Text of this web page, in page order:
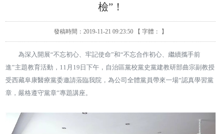
檢”！
發稿時間：2019-11-21 09:23:50 【 字體： 】
為深入開展“不忘初心、牢記使命”和“不忘合作初心、繼續攜手前
進”主題教育活動，11月19日下午，自治區黨校黨史黨建教研部曲宗副教授
受西藏阜康醫療黨委邀請蒞臨我院，為公司全體黨員帶來一場“認真學習黨
章，嚴格遵守黨章”專題講座。